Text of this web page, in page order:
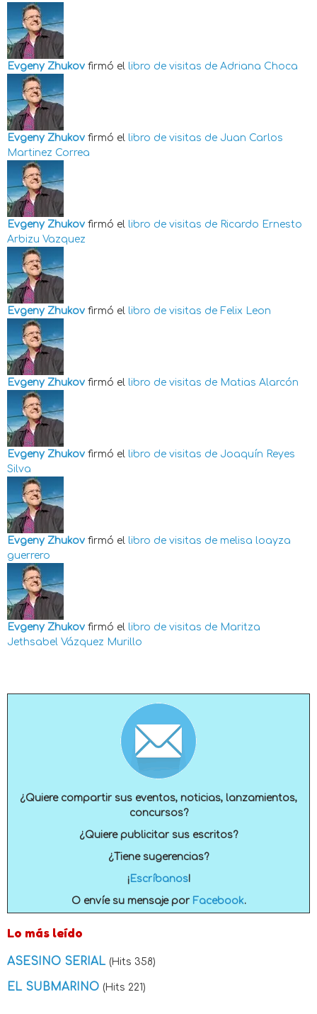
Evgeny Zhukov firmó el libro de visitas de Adriana Choca
Evgeny Zhukov firmó el libro de visitas de Juan Carlos
Martinez Correa
Evgeny Zhukov firmó el libro de visitas de Ricardo Ernesto
Arbizu Vazquez
Evgeny Zhukov firmó el libro de visitas de Felix Leon
Evgeny Zhukov firmó el libro de visitas de Matias Alarcón
Evgeny Zhukov firmó el libro de visitas de Joaquín Reyes
Silva
Evgeny Zhukov firmó el libro de visitas de melisa loayza
guerrero
Evgeny Zhukov firmó el libro de visitas de Maritza
Jethsabel Vázquez Murillo
¿Quiere compartir sus eventos, noticias, lanzamientos,
concursos?
¿Quiere publicitar sus escritos?
¿Tiene sugerencias?
¡ Escríbanos!
O envíe su mensaje por Facebook.
Lo más leído
ASESINO SERIAL (Hits 358)
EL SUBMARINO (Hits 221)